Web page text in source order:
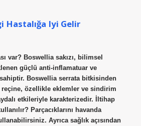
Hastalığa Iyi Gelir
var? Boswellia sakızı, bilimsel
güçlü anti-inflamatuar ve
Boswellia serrata bitkisinden
özellikle eklemler ve sindirim
etkileriyle karakterizedir. İltihap
Parçacıklarını havanda
Ayrıca sağlık açısından